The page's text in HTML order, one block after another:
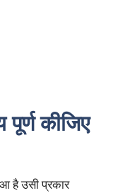
कीजिए
है उसी प्रकार